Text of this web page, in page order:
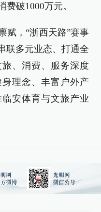
费破1000万元。
赋，“浙西天路”赛事
联多元业态、打通全
、消费、服务深度
理念、丰富户外产
安体育与文旅产业